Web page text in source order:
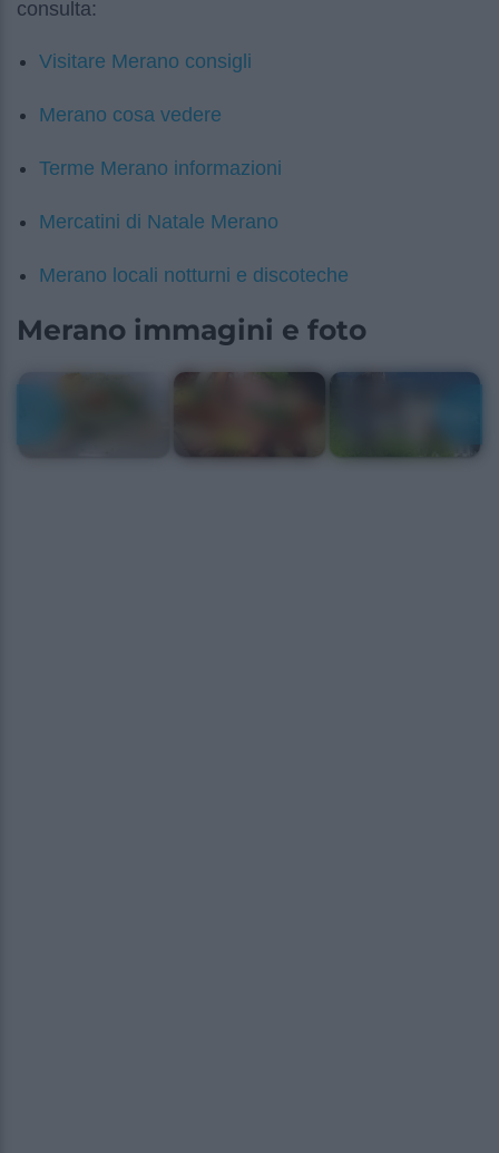
consulta:
Visitare Merano consigli
Merano cosa vedere
Terme Merano informazioni
Mercatini di Natale Merano
Merano locali notturni e discoteche
Merano immagini e foto